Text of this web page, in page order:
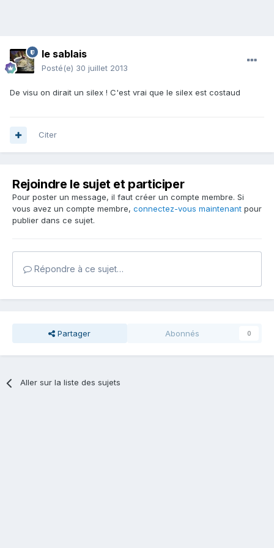
le sablais
Posté(e) 30 juillet 2013
De visu on dirait un silex ! C'est vrai que le silex est costaud
Citer
Rejoindre le sujet et participer
Pour poster un message, il faut créer un compte membre. Si
vous avez un compte membre, connectez-vous maintenant pour
publier dans ce sujet.
Répondre à ce sujet…
Partager Abonnés 0
Aller sur la liste des sujets